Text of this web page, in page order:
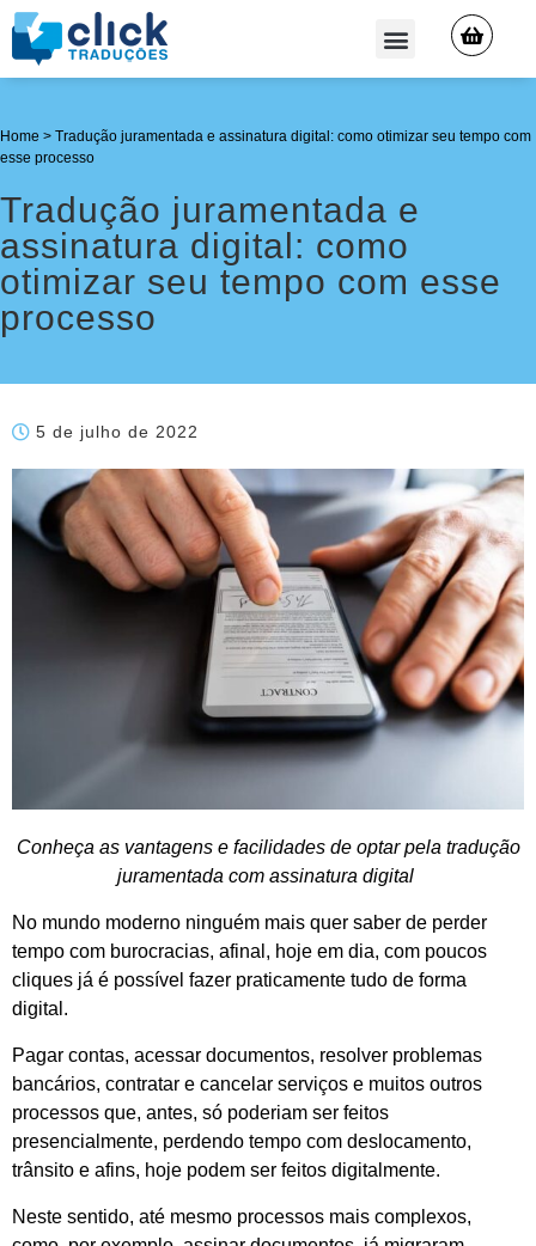
Home > Tradução juramentada e assinatura digital: como otimizar seu tempo com
esse processo
Tradução juramentada e
assinatura digital: como
otimizar seu tempo com esse
processo
5 de julho de 2022
Conheça as vantagens e facilidades de optar pela tradução
juramentada com assinatura digital
No mundo moderno ninguém mais quer saber de perder
tempo com burocracias, afinal, hoje em dia, com poucos
cliques já é possível fazer praticamente tudo de forma
digital.
Pagar contas, acessar documentos, resolver problemas
bancários, contratar e cancelar serviços e muitos outros
processos que, antes, só poderiam ser feitos
presencialmente, perdendo tempo com deslocamento,
trânsito e afins, hoje podem ser feitos digitalmente.
Neste sentido, até mesmo processos mais complexos,